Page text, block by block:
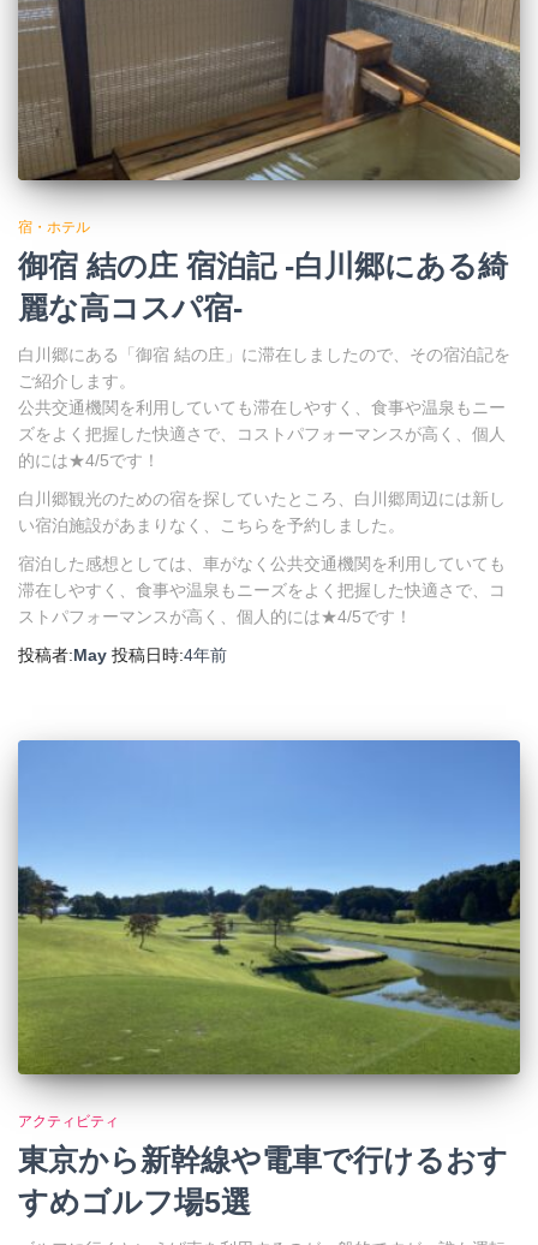
宿・ホテル
御宿 結の庄 宿泊記 -白川郷にある綺
麗な高コスパ宿-
白川郷にある「御宿 結の庄」に滞在しましたので、その宿泊記を
ご紹介します。
公共交通機関を利用していても滞在しやすく、食事や温泉もニー
ズをよく把握した快適さで、コストパフォーマンスが高く、個人
的には★4/5です！
白川郷観光のための宿を探していたところ、白川郷周辺には新し
い宿泊施設があまりなく、こちらを予約しました。
宿泊した感想としては、車がなく公共交通機関を利用していても
滞在しやすく、食事や温泉もニーズをよく把握した快適さで、コ
ストパフォーマンスが高く、個人的には★4/5です！
投稿者:May 投稿日時:4年前
アクティビティ
東京から新幹線や電車で行けるおす
すめゴルフ場5選